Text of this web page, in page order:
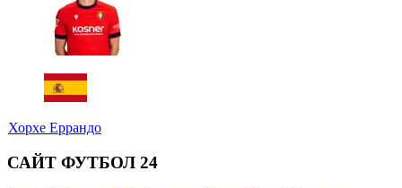
Хорхе Еррандо
САЙТ ФУТБОЛ 24